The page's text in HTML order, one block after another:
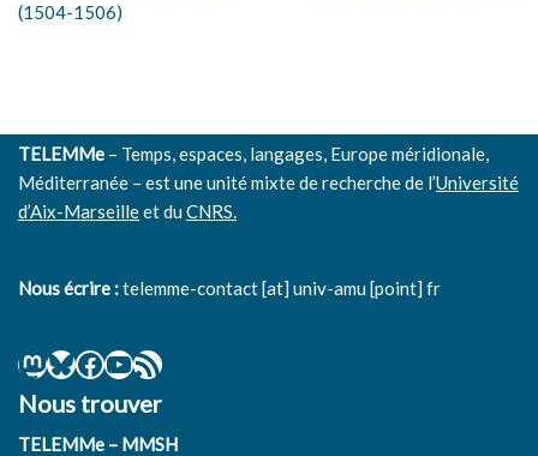
(1504-1506)
TELEMMe – Temps, espaces, langages, Europe méridionale,
Méditerranée – est une unité mixte de recherche de l’Université
d’Aix-Marseilleet duCNRS.
Nous écrire :telemme-contact [at] univ-amu [point] fr
Nous trouver
TELEMMe – MMSH